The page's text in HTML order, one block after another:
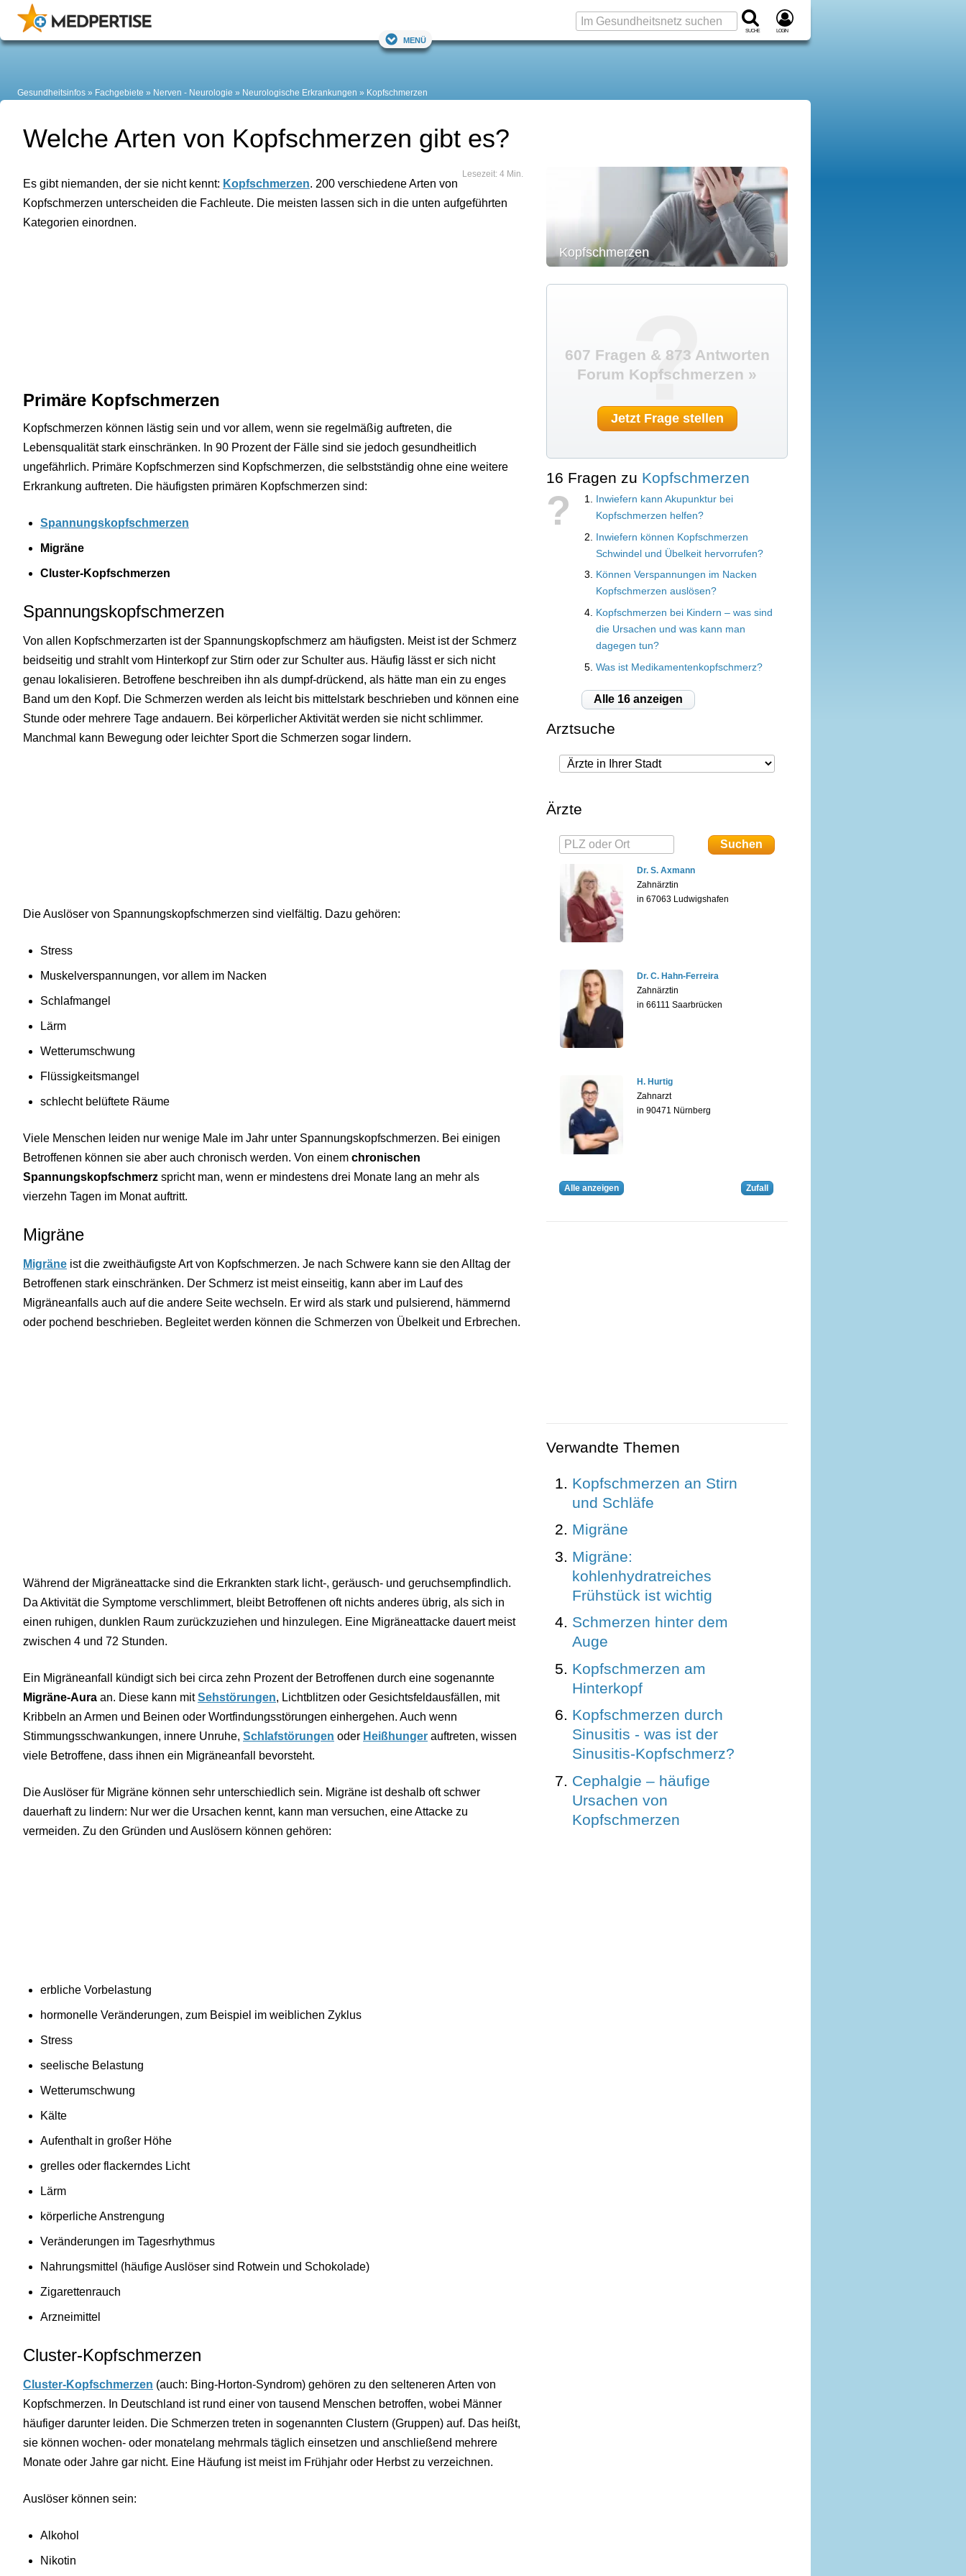
Suche Login
Menü
Gesundheitsinfos Fachgebiete Nerven - Neurologie Neurologische Erkrankungen Kopfschmerzen
Welche Arten von Kopfschmerzen gibt es?
Lesezeit: 4 Min.
Es gibt niemanden, der sie nicht kennt: Kopfschmerzen. 200 verschiedene Arten von
Kopfschmerzen unterscheiden die Fachleute. Die meisten lassen sich in die unten aufgeführten
Kategorien einordnen.
Primäre Kopfschmerzen
Kopfschmerzen können lästig sein und vor allem, wenn sie regelmäßig auftreten, die
Lebensqualität stark einschränken. In 90 Prozent der Fälle sind sie jedoch gesundheitlich
ungefährlich. Primäre Kopfschmerzen sind Kopfschmerzen, die selbstständig ohne eine weitere
Erkrankung auftreten. Die häufigsten primären Kopfschmerzen sind:
Spannungskopfschmerzen
Migräne
Cluster-Kopfschmerzen
Spannungskopfschmerzen
Von allen Kopfschmerzarten ist der Spannungskopfschmerz am häufigsten. Meist ist der Schmerz
beidseitig und strahlt vom Hinterkopf zur Stirn oder zur Schulter aus. Häufig lässt er sich nicht
genau lokalisieren. Betroffene beschreiben ihn als dumpf-drückend, als hätte man ein zu enges
Band um den Kopf. Die Schmerzen werden als leicht bis mittelstark beschrieben und können eine
Stunde oder mehrere Tage andauern. Bei körperlicher Aktivität werden sie nicht schlimmer.
Manchmal kann Bewegung oder leichter Sport die Schmerzen sogar lindern.
Die Auslöser von Spannungskopfschmerzen sind vielfältig. Dazu gehören:
Stress
Muskelverspannungen, vor allem im Nacken
Schlafmangel
Lärm
Wetterumschwung
Flüssigkeitsmangel
schlecht belüftete Räume
Viele Menschen leiden nur wenige Male im Jahr unter Spannungskopfschmerzen. Bei einigen
Betroffenen können sie aber auch chronisch werden. Von einem chronischen
Spannungskopfschmerz spricht man, wenn er mindestens drei Monate lang an mehr als
vierzehn Tagen im Monat auftritt.
Migräne
Migräne ist die zweithäufigste Art von Kopfschmerzen. Je nach Schwere kann sie den Alltag der
Betroffenen stark einschränken. Der Schmerz ist meist einseitig, kann aber im Lauf des
Migräneanfalls auch auf die andere Seite wechseln. Er wird als stark und pulsierend, hämmernd
oder pochend beschrieben. Begleitet werden können die Schmerzen von Übelkeit und Erbrechen.
Während der Migräneattacke sind die Erkrankten stark licht-, geräusch- und geruchsempfindlich.
Da Aktivität die Symptome verschlimmert, bleibt Betroffenen oft nichts anderes übrig, als sich in
einen ruhigen, dunklen Raum zurückzuziehen und hinzulegen. Eine Migräneattacke dauert meist
zwischen 4 und 72 Stunden.
Ein Migräneanfall kündigt sich bei circa zehn Prozent der Betroffenen durch eine sogenannte
Migräne-Aura an. Diese kann mitSehstörungen, Lichtblitzen oder Gesichtsfeldausfällen, mit
Kribbeln an Armen und Beinen oder Wortfindungsstörungen einhergehen. Auch wenn
Stimmungsschwankungen, innere Unruhe, Schlafstörungen oder Heißhunger auftreten, wissen
viele Betroffene, dass ihnen ein Migräneanfall bevorsteht.
Die Auslöser für Migräne können sehr unterschiedlich sein. Migräne ist deshalb oft schwer
dauerhaft zu lindern: Nur wer die Ursachen kennt, kann man versuchen, eine Attacke zu
vermeiden. Zu den Gründen und Auslösern können gehören:
erbliche Vorbelastung
hormonelle Veränderungen, zum Beispiel im weiblichen Zyklus
Stress
seelische Belastung
Wetterumschwung
Kälte
Aufenthalt in großer Höhe
grelles oder flackerndes Licht
Lärm
körperliche Anstrengung
Veränderungen im Tagesrhythmus
Nahrungsmittel (häufige Auslöser sind Rotwein und Schokolade)
Zigarettenrauch
Arzneimittel
Cluster-Kopfschmerzen
Cluster-Kopfschmerzen (auch: Bing-Horton-Syndrom) gehören zu den selteneren Arten von
Kopfschmerzen. In Deutschland ist rund einer von tausend Menschen betroffen, wobei Männer
häufiger darunter leiden. Die Schmerzen treten in sogenannten Clustern (Gruppen) auf. Das heißt,
sie können wochen- oder monatelang mehrmals täglich einsetzen und anschließend mehrere
Monate oder Jahre gar nicht. Eine Häufung ist meist im Frühjahr oder Herbst zu verzeichnen.
Auslöser können sein:
Alkohol
Nikotin
Kopfschmerzen ©
?
607 Fragen & 873 Antworten
Forum Kopfschmerzen »
Jetzt Frage stellen
16 Fragen zu Kopfschmerzen
?
Inwiefern kann Akupunktur bei
Kopfschmerzen helfen?
Inwiefern können Kopfschmerzen
Schwindel und Übelkeit hervorrufen?
Können Verspannungen im Nacken
Kopfschmerzen auslösen?
Kopfschmerzen bei Kindern – was sind
die Ursachen und was kann man
dagegen tun?
Was ist Medikamentenkopfschmerz?
Alle 16 anzeigen
Arztsuche
Ärzte
Dr. S. Axmann
Zahnärztin
in 67063 Ludwigshafen
Dr. C. Hahn-Ferreira
Zahnärztin
in 66111 Saarbrücken
H. Hurtig
Zahnarzt
in 90471 Nürnberg
Alle anzeigen Zufall
Verwandte Themen
Kopfschmerzen an Stirn
und Schläfe
Migräne
Migräne:
kohlenhydratreiches
Frühstück ist wichtig
Schmerzen hinter dem
Auge
Kopfschmerzen am
Hinterkopf
Kopfschmerzen durch
Sinusitis - was ist der
Sinusitis-Kopfschmerz?
Cephalgie – häufige
Ursachen von
Kopfschmerzen